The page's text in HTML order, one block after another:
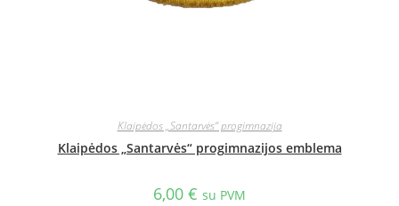
Klaipėdos „Santarvės“ progimnazija
Klaipėdos „Santarvės“ progimnazijos emblema
6,00 € su PVM